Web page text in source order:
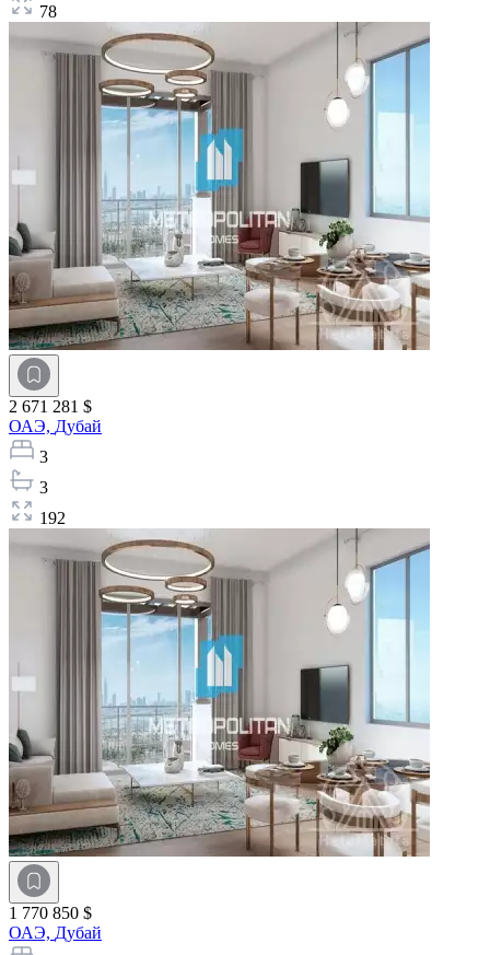
78
2 671 281 $
ОАЭ, Дубай
3
3
192
1 770 850 $
ОАЭ, Дубай